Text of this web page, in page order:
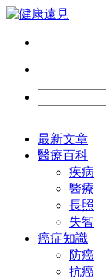
最新文章
醫療百科
疾病
醫療
長照
失智
癌症知識
防癌
抗癌